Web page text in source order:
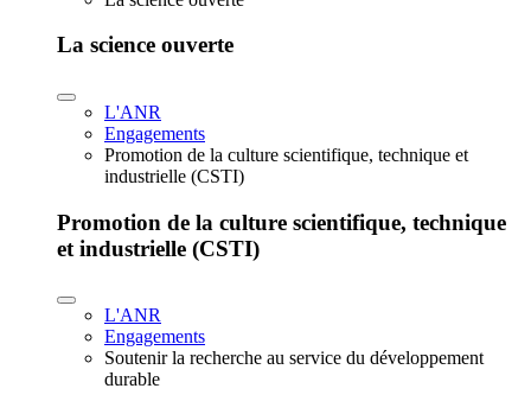
La science ouverte
L'ANR
Engagements
Promotion de la culture scientifique, technique et
industrielle (CSTI)
Promotion de la culture scientifique, technique
et industrielle (CSTI)
L'ANR
Engagements
Soutenir la recherche au service du développement
durable